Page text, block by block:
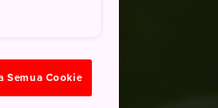
Semua Cookie